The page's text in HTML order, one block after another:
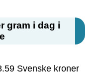
gram i dag i
Svenske kroner